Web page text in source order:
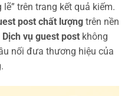
trên trang kết quả kiếm.
post chất lượng trên nền
Dịch vụ guest post không
nối đưa thương hiệu của